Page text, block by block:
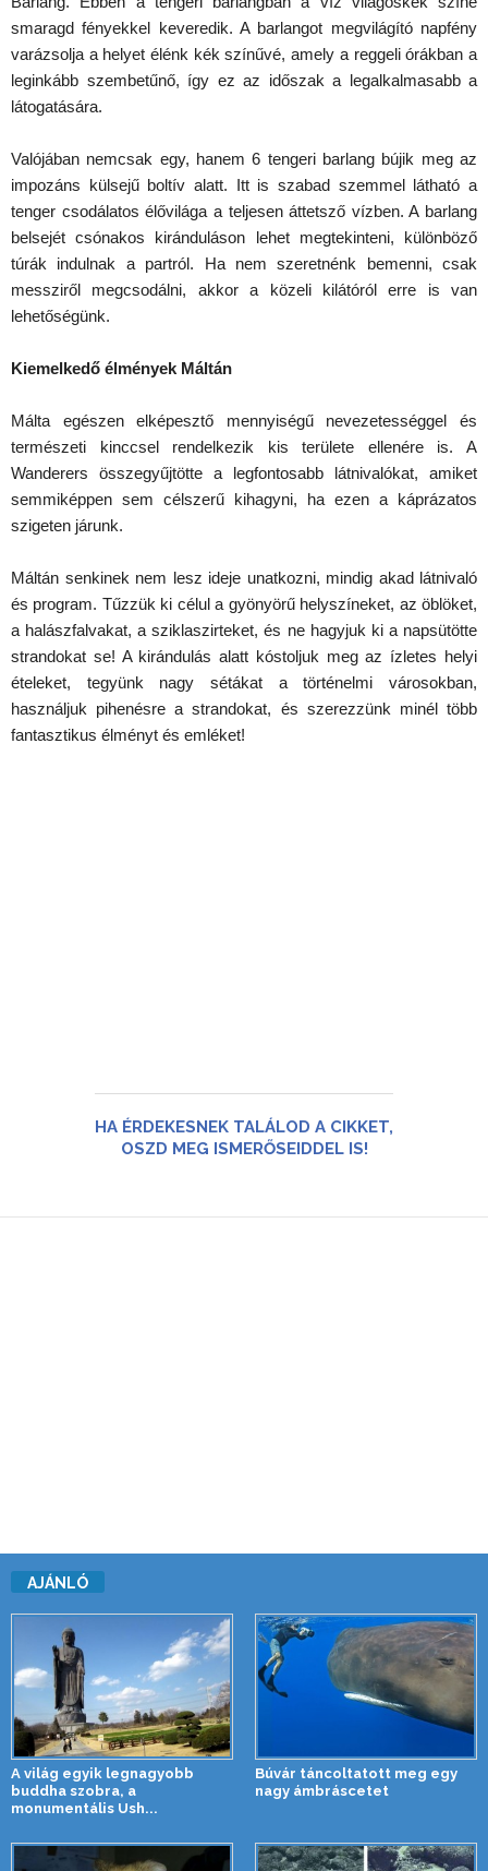
smaragd fényekkel keveredik. A barlangot megvilágító napfény
varázsolja a helyet élénk kék színűvé, amely a reggeli órákban a
leginkább szembetűnő, így ez az időszak a legalkalmasabb a
látogatására.
Valójában nemcsak egy, hanem 6 tengeri barlang bújik meg az
impozáns külsejű boltív alatt. Itt is szabad szemmel látható a
tenger csodálatos élővilága a teljesen áttetsző vízben. A barlang
belsejét csónakos kiránduláson lehet megtekinteni, különböző
túrák indulnak a partról. Ha nem szeretnénk bemenni, csak
messziről megcsodálni, akkor a közeli kilátóról erre is van
lehetőségünk.
Kiemelkedő élmények Máltán
Málta egészen elképesztő mennyiségű nevezetességgel és
természeti kinccsel rendelkezik kis területe ellenére is. A
Wanderers összegyűjtötte a legfontosabb látnivalókat, amiket
semmiképpen sem célszerű kihagyni, ha ezen a káprázatos
szigeten járunk.
Máltán senkinek nem lesz ideje unatkozni, mindig akad látnivaló
és program. Tűzzük ki célul a gyönyörű helyszíneket, az öblöket,
a halászfalvakat, a sziklaszirteket, és ne hagyjuk ki a napsütötte
strandokat se! A kirándulás alatt kóstoljuk meg az ízletes helyi
ételeket, tegyünk nagy sétákat a történelmi városokban,
használjuk pihenésre a strandokat, és szerezzünk minél több
fantasztikus élményt és emléket!
HA ÉRDEKESNEK TALÁLOD A CIKKET,
OSZD MEG ISMERŐSEIDDEL IS!
AJÁNLÓ
A világ egyik legnagyobb
buddha szobra, a
monumentális Ush...
Búvár táncoltatott meg egy
nagy ámbráscetet